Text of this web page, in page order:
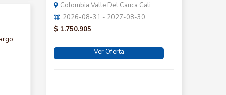
Colombia Valle Del Cauca Cali
2026-08-31 - 2027-08-30
$ 1.750.905
Ver Oferta